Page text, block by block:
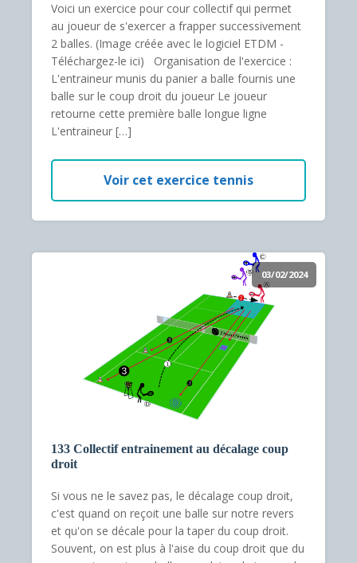
Voici un exercice pour cour collectif qui permet
au joueur de s'exercer a frapper successivement
2 balles. (Image créée avec le logiciel ETDM -
Téléchargez-le ici) Organisation de l'exercice :
L'entraineur munis du panier a balle fournis une
balle sur le coup droit du joueur Le joueur
retourne cette première balle longue ligne
L'entraineur […]
Voir cet exercice tennis
03/02/2024
133 Collectif entrainement au décalage coup
droit
Si vous ne le savez pas, le décalage coup droit,
c'est quand on reçoit une balle sur notre revers
et qu'on se décale pour la taper du coup droit.
Souvent, on est plus à l'aise du coup droit que du